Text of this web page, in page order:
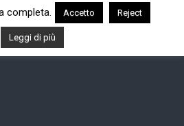
completa.
Accetto Reject
Leggi di più